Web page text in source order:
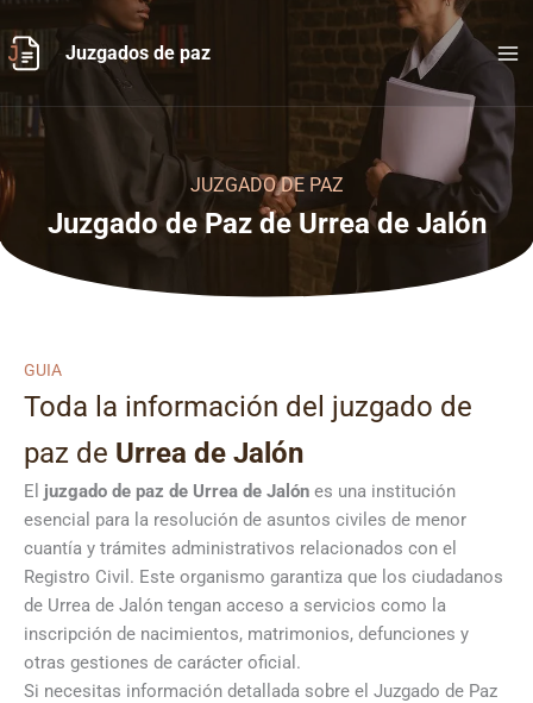
al
contenido
Juzgados de paz
JUZGADO DE PAZ
Juzgado de Paz de Urrea de Jalón
GUIA
Toda la información del juzgado de
paz de Urrea de Jalón
El juzgado de paz de Urrea de Jalón es una institución
esencial para la resolución de asuntos civiles de menor
cuantía y trámites administrativos relacionados con el
Registro Civil. Este organismo garantiza que los ciudadanos
de Urrea de Jalón tengan acceso a servicios como la
inscripción de nacimientos, matrimonios, defunciones y
otras gestiones de carácter oficial.
Si necesitas información detallada sobre el Juzgado de Paz